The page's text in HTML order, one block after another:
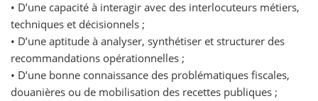
• D’une capacité à interagir avec des interlocuteurs métiers,
techniques et décisionnels ;
• D’une aptitude à analyser, synthétiser et structurer des
recommandations opérationnelles ;
• D’une bonne connaissance des problématiques fiscales,
douanières ou de mobilisation des recettes publiques ;